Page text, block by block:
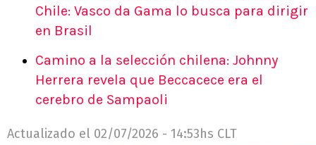
Chile: Vasco da Gama lo busca para dirigir
en Brasil
Camino a la selección chilena: Johnny
Herrera revela que Beccacece era el
cerebro de Sampaoli
Actualizado el 02/07/2026 - 14:53hs CLT